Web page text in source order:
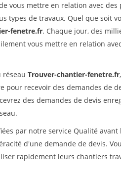
vous mettre en relation avec
types de travaux. Quel que soit
fenetre.fr. Chaque jour, des
vous mettre en relation
réseau Trouver-chantier-fenetre.fr
pour recevoir des demandes de
des demandes de devis
par notre service Qualité
d'une demande de devis.
rapidement leurs chantiers